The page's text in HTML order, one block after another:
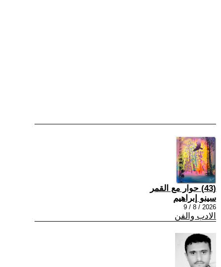
(43) حوار مع القمر
سينو إبراهيم
2026 / 8 / 9
الادب والفن